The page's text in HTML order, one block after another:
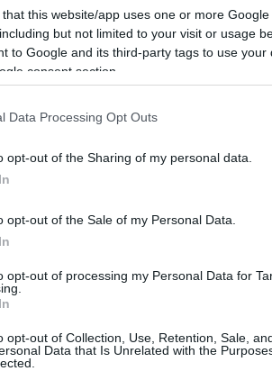
that this website/app uses one or more
but not limited to your visit or usage
to Google and its third-party tags to use
consent section.
Data Processing Opt Outs
opt-out of the Sharing of my personal data.
opt-out of the Sale of my Personal Data.
opt-out of processing my Personal Data for
opt-out of Collection, Use, Retention, Sale,
Data that Is Unrelated with the
precisi, attrezzatura essenziale e
per cucinare bene anche per molti
Massimiliano Cardinale · 6 Ago 2026